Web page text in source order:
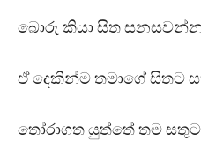
බොරු කියා සිත
ඒ දෙකින්ම තමාගේ සිතට
තෝරාගත යුත්තේ තම සතුට